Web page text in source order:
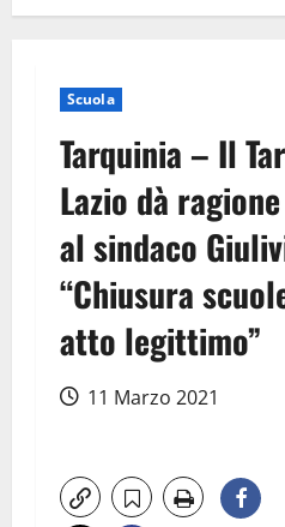
Scuola
Tarquinia – Il Tar
Lazio dà ragione
al sindaco
“Chiusura
atto legittimo”
11 Marzo 2021